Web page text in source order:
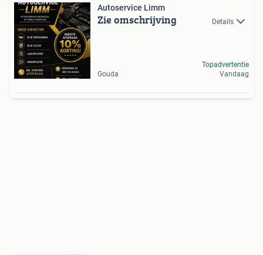
Autoservice Limm
Zie omschrijving Details
Gouda
Topadvertentie
Vandaag